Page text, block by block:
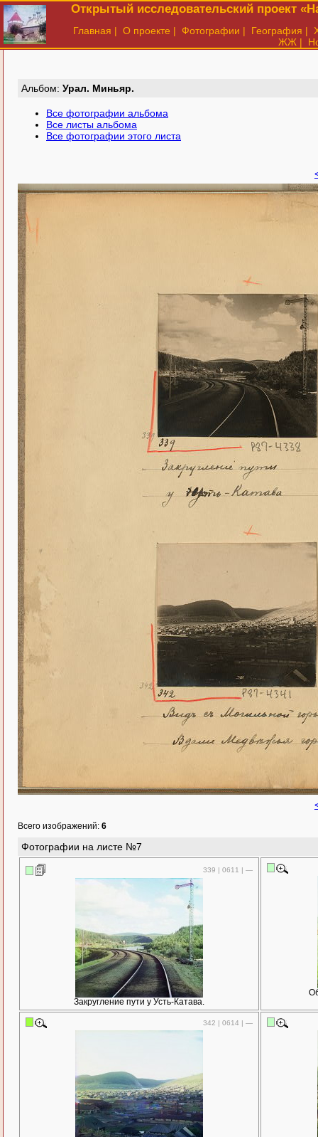
Открытый исследовательский проект
Главная | О проекте | Фотографии | География |
ЖЖ |
Aльбом: Урал. Миньяр.
Все фотографии альбома
Все листы альбома
Все фотографии этого листа
Всего изображений: 6
Фотографии на листе №7
339 | 0611 | —
Закругление пути у Усть-Катава.
342 | 0614 | —